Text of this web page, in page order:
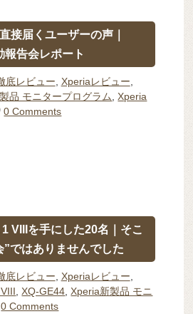
接届くユーザーの声｜
報告会レポート
底レビュー, Xperiaレビュー,
品 モニタープログラム,Xperia
0 Comments
VIIIを手にした20名｜そこ
”ではありませんでした
底レビュー Xperiaレビュー
,XQ-GE44 ,Xperia新製品 モニ
0 Comments